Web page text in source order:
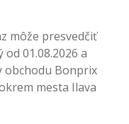
môže presvedčiť
01.08.2026 a
obchodu Bonprix
mesta Ilava